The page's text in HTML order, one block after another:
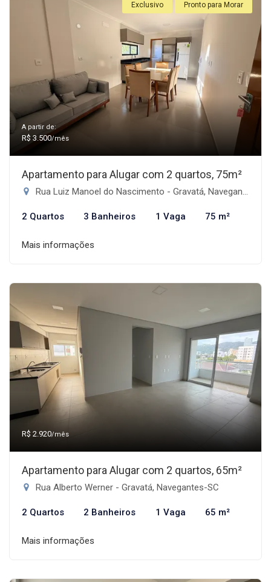
Exclusivo Pronto para Morar
A partir de:
R$ 3.500/mês
Apartamento para Alugar com 2 quartos, 75m²
Rua Luiz Manoel do Nascimento - Gravatá, Navegantes-SC
2 Quartos 3 Banheiros 1 Vaga 75 m²
Mais informações
R$ 2.920/mês
Apartamento para Alugar com 2 quartos, 65m²
Rua Alberto Werner - Gravatá, Navegantes-SC
2 Quartos 2 Banheiros 1 Vaga 65 m²
Mais informações